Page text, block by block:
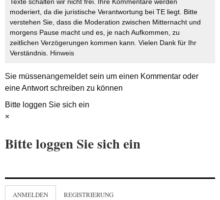
Texte schalten wir nicht frei. Ihre Kommentare werden
moderiert, da die juristische Verantwortung bei TE liegt. Bitte
verstehen Sie, dass die Moderation zwischen Mitternacht und
morgens Pause macht und es, je nach Aufkommen, zu
zeitlichen Verzögerungen kommen kann. Vielen Dank für Ihr
Verständnis. Hinweis
Sie müssenangemeldetsein um einen Kommentar oder
eine Antwort schreiben zu können
Bitte loggen Sie sich ein
×
Bitte loggen Sie sich ein
ANMELDEN REGISTRIERUNG